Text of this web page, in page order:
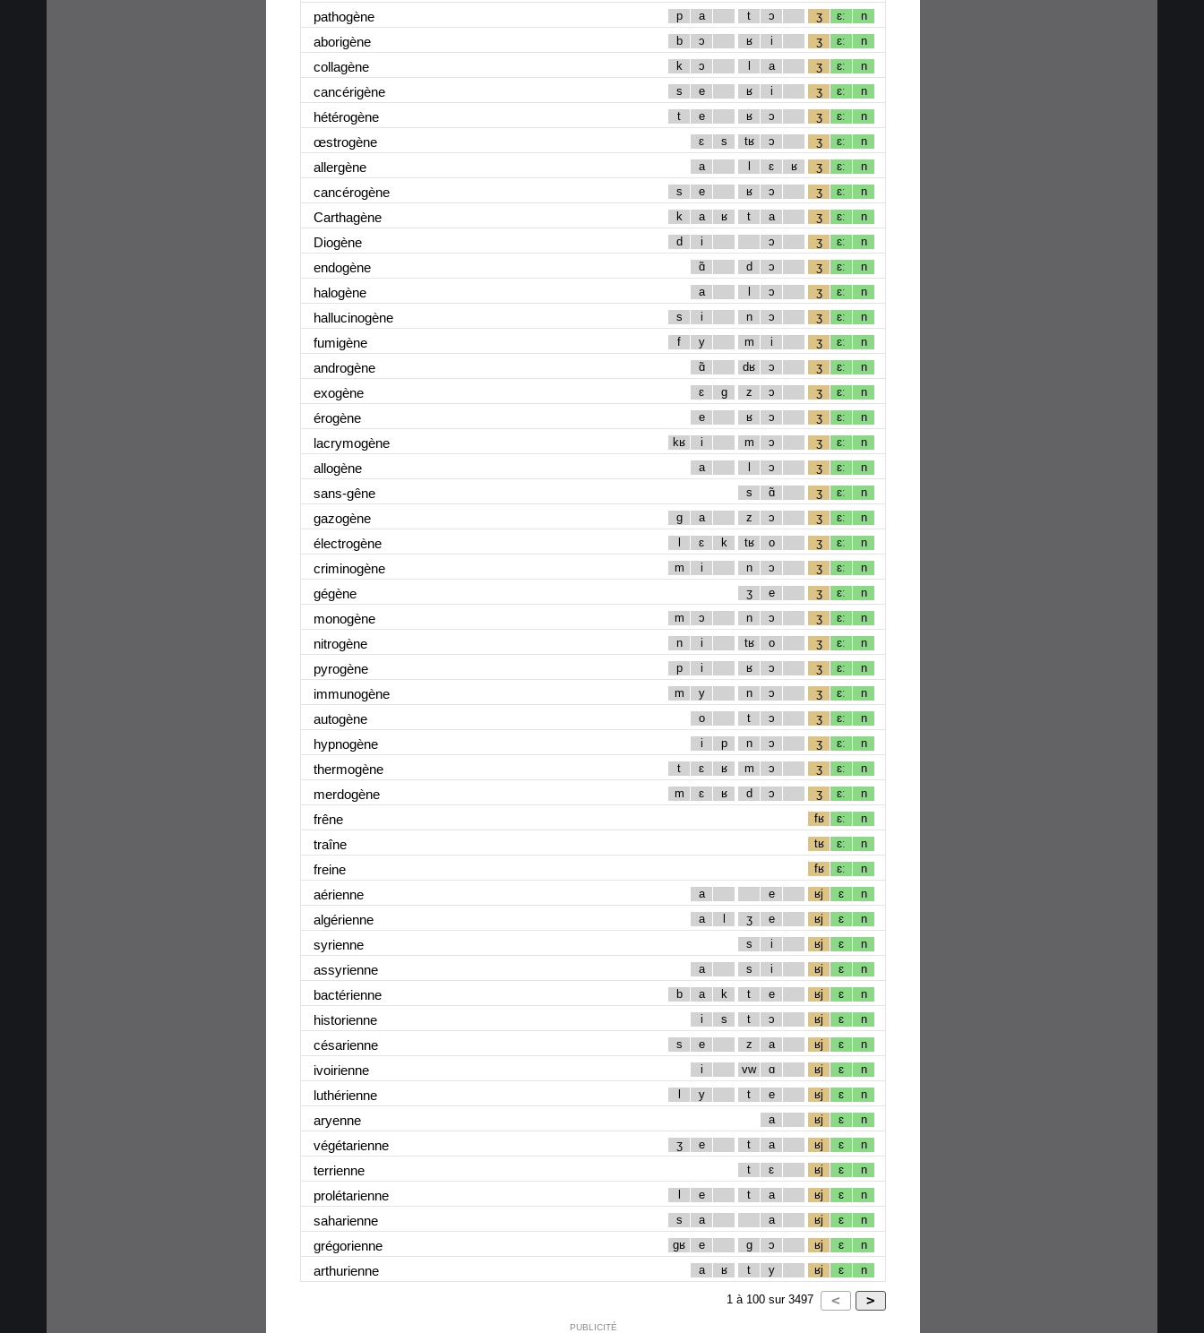
pathogène p a t ɔ ʒ ɛː n
aborigène b ɔ ʁ i ʒ ɛː n
collagène k ɔ l a ʒ ɛː n
cancérigène s e ʁ i ʒ ɛː n
hétérogène t e ʁ ɔ ʒ ɛː n
œstrogène ɛ s tʁ ɔ ʒ ɛː n
allergène a l ɛ ʁ ʒ ɛː n
cancérogène s e ʁ ɔ ʒ ɛː n
Carthagène k a ʁ t a ʒ ɛː n
Diogène d i ɔ ʒ ɛː n
endogène ɑ̃ d ɔ ʒ ɛː n
halogène a l ɔ ʒ ɛː n
hallucinogène s i n ɔ ʒ ɛː n
fumigène f y m i ʒ ɛː n
androgène ɑ̃ dʁ ɔ ʒ ɛː n
exogène ɛ g z ɔ ʒ ɛː n
érogène e ʁ ɔ ʒ ɛː n
lacrymogène kʁ i m ɔ ʒ ɛː n
allogène a l ɔ ʒ ɛː n
sans-gêne s ɑ̃ ʒ ɛː n
gazogène g a z ɔ ʒ ɛː n
électrogène l ɛ k tʁ o ʒ ɛː n
criminogène m i n ɔ ʒ ɛː n
gégène ʒ e ʒ ɛː n
monogène m ɔ n ɔ ʒ ɛː n
nitrogène n i tʁ o ʒ ɛː n
pyrogène p i ʁ ɔ ʒ ɛː n
immunogène m y n ɔ ʒ ɛː n
autogène o t ɔ ʒ ɛː n
hypnogène i p n ɔ ʒ ɛː n
thermogène t ɛ ʁ m ɔ ʒ ɛː n
merdogène m ɛ ʁ d ɔ ʒ ɛː n
frêne fʁ ɛː n
traîne tʁ ɛː n
freine fʁ ɛː n
aérienne a e ʁj ɛ n
algérienne a l ʒ e ʁj ɛ n
syrienne s i ʁj ɛ n
assyrienne a s i ʁj ɛ n
bactérienne b a k t e ʁj ɛ n
historienne i s t ɔ ʁj ɛ n
césarienne s e z a ʁj ɛ n
ivoirienne i vw ɑ ʁj ɛ n
luthérienne l y t e ʁj ɛ n
aryenne a ʁj ɛ n
végétarienne ʒ e t a ʁj ɛ n
terrienne t ɛ ʁj ɛ n
prolétarienne l e t a ʁj ɛ n
saharienne s a a ʁj ɛ n
grégorienne gʁ e g ɔ ʁj ɛ n
arthurienne a ʁ t y ʁj ɛ n
1 à 100 sur 3497
PUBLICITÉ